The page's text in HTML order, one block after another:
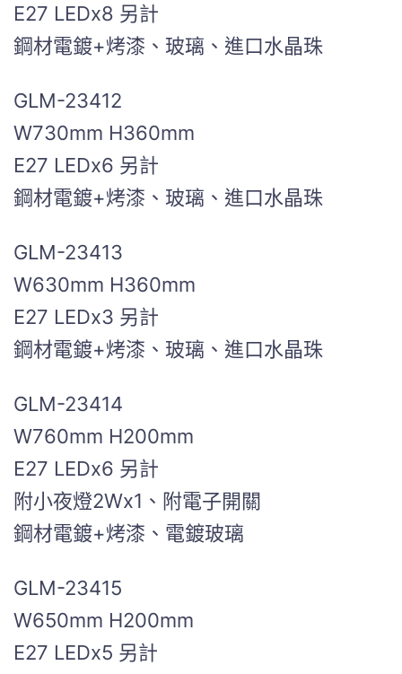
E27 LEDx8 另計
鋼材電鍍+烤漆、玻璃、進口水晶珠
GLM-23412
W730mm H360mm
E27 LEDx6 另計
鋼材電鍍+烤漆、玻璃、進口水晶珠
GLM-23413
W630mm H360mm
E27 LEDx3 另計
鋼材電鍍+烤漆、玻璃、進口水晶珠
GLM-23414
W760mm H200mm
E27 LEDx6 另計
附小夜燈2Wx1、附電子開關
鋼材電鍍+烤漆、電鍍玻璃
GLM-23415
W650mm H200mm
E27 LEDx5 另計